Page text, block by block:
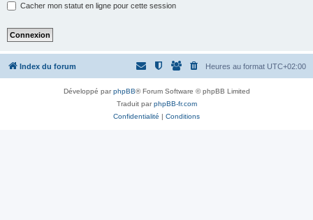
Cacher mon statut en ligne pour cette session
Index du forum Heures au format UTC+02:00
Développé parphpBB® Forum Software © phpBB Limited
Traduit parphpBB-fr.com
Confidentialité | Conditions